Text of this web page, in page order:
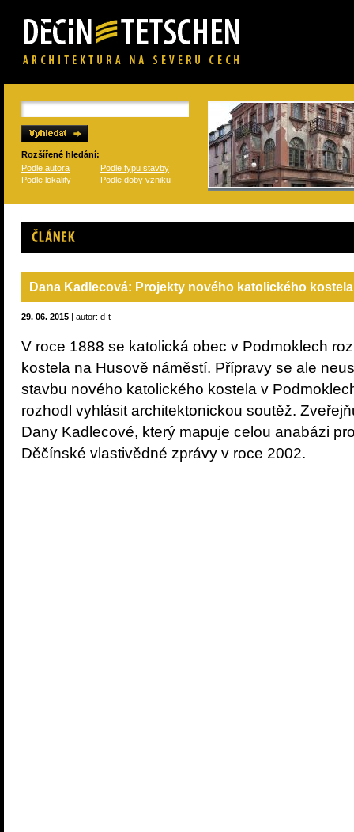
Rozšířené hledání:
Podle autora
Podle typu stavby
Podle lokality
Podle doby vzniku
Článek
Dana Kadlecová: Projekty nového katolického
29. 06. 2015 | autor: d-t
V roce 1888 se katolická obec v Podmoklech
kostela na Husově náměstí. Přípravy se ale
stavbu nového katolického kostela v
rozhodl vyhlásit architektonickou soutěž.
Dany Kadlecové, který mapuje celou anabázi
Děčínské vlastivědné zprávy v roce 2002.